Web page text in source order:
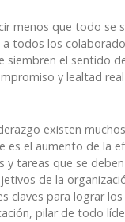
menos que todo se
todos los
siembren el sentido
y lealtad
existen
es el aumento de la
y tareas que se
de la
claves para lograr
pilar de todo